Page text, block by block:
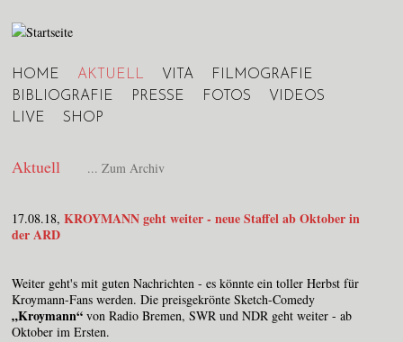
Hauptmenü
HOME AKTUELL VITA
FILMOGRAFIE
BIBLIOGRAFIE
PRESSE FOTOS
VIDEOS
LIVE
SHOP
Aktuell ... Zum Archiv
17.08.18, KROYMANN geht weiter - neue Staffel ab Oktober in
der ARD
Weiter geht's mit guten Nachrichten - es könnte ein toller Herbst für
Kroymann-Fans werden. Die preisgekrönte Sketch-Comedy
„Kroymann“ von Radio Bremen, SWR und NDR geht weiter - ab
Oktober im Ersten.